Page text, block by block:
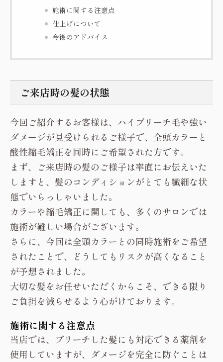
施術に関する注意点
仕上げについて
今後のアドバイス
ご来店時の髪の状態
今回ご紹介するお客様は、ハイブリーチ毛や強い
ダメージが見受けられるご様子で、全頭カラーと
酸性縮毛矯正を同時にご希望された方です。
まず、ご来店時の髪のご様子は率直にお伝えいた
しますと、髪のコンディションがとても繊細な状
態でいらっしゃいました。
カラーや縮毛矯正に関しても、多くのサロンでは
施術が難しい場合がございます。
さらに、今回は全頭カラーとの同時施術をご希望
されたことで、どうしてもリスクが高くなること
が予想されました。
大切な髪をお任せいただくからこそ、できる限り
ご負担を減らせるよう心がけております。
施術に関する注意点
当店では、ブリーチした髪にも対応できる薬剤を
使用していますが、ダメージを完全に防ぐことは